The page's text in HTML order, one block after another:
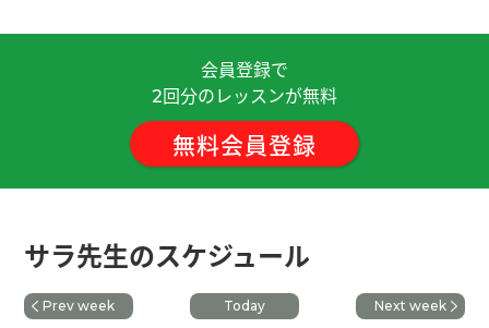
に教えていただけました。ありがとうございます。
老师总是会温柔地纠正我说错的声调 ,即使意思明白
了，也会教我更地道、更自然的说法，非常感谢
快，不知不觉就到了下课的时间。最近我能上课的
时间和您开课的时间很容易对上，这让我很开心。
下次见〜
会員登録で
2回分のレッスンが無料
無料会員登録
サラ先生のスケジュール
Prev week Today Next week